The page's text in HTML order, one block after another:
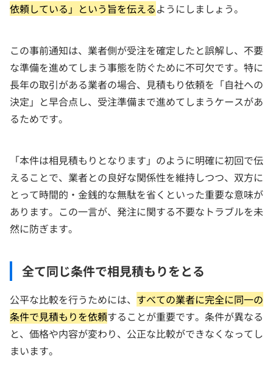
依頼している」という旨を伝えるようにしましょう。
この事前通知は、業者側が受注を確定したと誤解し、不要
な準備を進めてしまう事態を防ぐために不可欠です。特に
長年の取引がある業者の場合、見積もり依頼を「自社への
決定」と早合点し、受注準備まで進めてしまうケースがあ
るためです。
「本件は相見積もりとなります」のように明確に初回で伝
えることで、業者との良好な関係性を維持しつつ、双方に
とって時間的・金銭的な無駄を省くといった重要な意味が
あります。この一言が、発注に関する不要なトラブルを未
然に防ぎます。
全て同じ条件で相見積もりをとる
公平な比較を行うためには、 すべての業者に完全に同一の
条件で見積もりを依頼することが重要です。条件が異なる
と、価格や内容が変わり、公正な比較ができなくなってし
まいます。